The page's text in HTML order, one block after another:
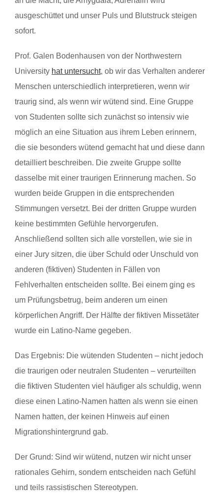
ausgeschüttet und unser Puls und Blutstruck steigen
sofort.
Prof. Galen Bodenhausen von der Northwestern
University hat untersucht, ob wir das Verhalten anderer
Menschen unterschiedlich interpretieren, wenn wir
traurig sind, als wenn wir wütend sind. Eine Gruppe
von Studenten sollte sich zunächst so intensiv wie
möglich an eine Situation aus ihrem Leben erinnern,
die sie besonders wütend gemacht hat und diese dann
detailliert beschreiben. Die zweite Gruppe sollte
dasselbe mit einer traurigen Erinnerung machen. So
wurden beide Gruppen in die entsprechenden
Stimmungen versetzt. Bei der dritten Gruppe wurden
keine bestimmten Gefühle hervorgerufen.
Anschließend sollten sich alle vorstellen, wie sie in
einer Jury sitzen, die über Schuld oder Unschuld von
anderen (fiktiven) Studenten in Fällen von
Fehlverhalten entscheiden sollte. Bei einem ging es
um Prüfungsbetrug, beim anderen um einen
körperlichen Angriff. Der Hälfte der fiktiven Missetäter
wurde ein Latino-Name gegeben.
Das Ergebnis: Die wütenden Studenten – nicht jedoch
die traurigen oder neutralen Studenten – verurteilten
die fiktiven Studenten viel häufiger als schuldig, wenn
diese einen Latino-Namen hatten als wenn sie einen
Namen hatten, der keinen Hinweis auf einen
Migrationshintergrund gab.
Der Grund: Sind wir wütend, nutzen wir nicht unser
rationales Gehirn, sondern entscheiden nach Gefühl
und teils rassistischen Stereotypen.